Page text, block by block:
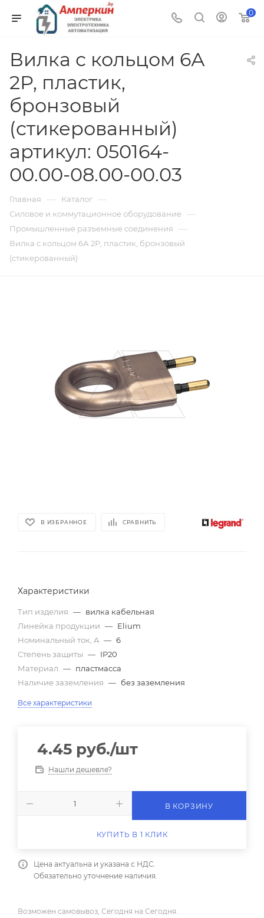
0
Вилка с кольцом 6А
2Р, пластик,
бронзовый
(стикерованный)
артикул: 050164-
00.00-08.00-00.03
Главная — Каталог —
Силовое и коммутационное оборудование —
Промышленные разъемные соединения —
Вилка с кольцом 6А 2Р, пластик, бронзовый
(стикерованный)
В ИЗБРАННОЕ СРАВНИТЬ
Характеристики
Тип изделия — вилка кабельная
Линейка продукции — Elium
Номинальный ток, A — 6
Степень защиты — IP20
Материал — пластмасса
Наличие заземления — без заземления
Все характеристики
4.45 руб./шт
Нашли дешевле?
В КОРЗИНУ
КУПИТЬ В 1 КЛИК
Цена актуальна и указана с НДС.
Обязательно уточнение наличия.
Возможен самовывоз, Сегодня на Сегодня.